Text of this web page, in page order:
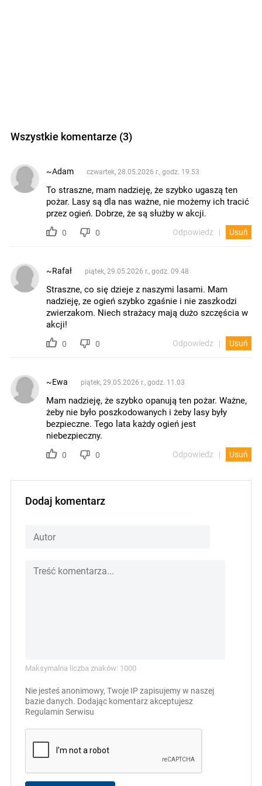
Wszystkie komentarze (3)
~Adam czwartek, 28.05.2026 r., godz. 19.53
To straszne, mam nadzieję, że szybko ugaszą ten
pożar. Lasy są dla nas ważne, nie możemy ich tracić
przez ogień. Dobrze, że są służby w akcji.
0 0 Odpowiedz Usuń
~Rafał piątek, 29.05.2026 r., godz. 09.48
Straszne, co się dzieje z naszymi lasami. Mam
nadzieję, ze ogień szybko zgaśnie i nie zaszkodzi
zwierzakom. Niech strażacy mają dużo szczęścia w
akcji!
0 0 Odpowiedz Usuń
~Ewa piątek, 29.05.2026 r., godz. 11.03
Mam nadzieję, że szybko opanują ten pożar. Ważne,
żeby nie było poszkodowanych i żeby lasy były
bezpieczne. Tego lata każdy ogień jest
niebezpieczny.
0 0 Odpowiedz Usuń
Dodaj komentarz
Maksymalna liczba znaków: 1000
Nie jesteś anonimowy, Twoje IP zapisujemy w naszej
bazie danych. Dodając komentarz akceptujesz
Regulamin Serwisu